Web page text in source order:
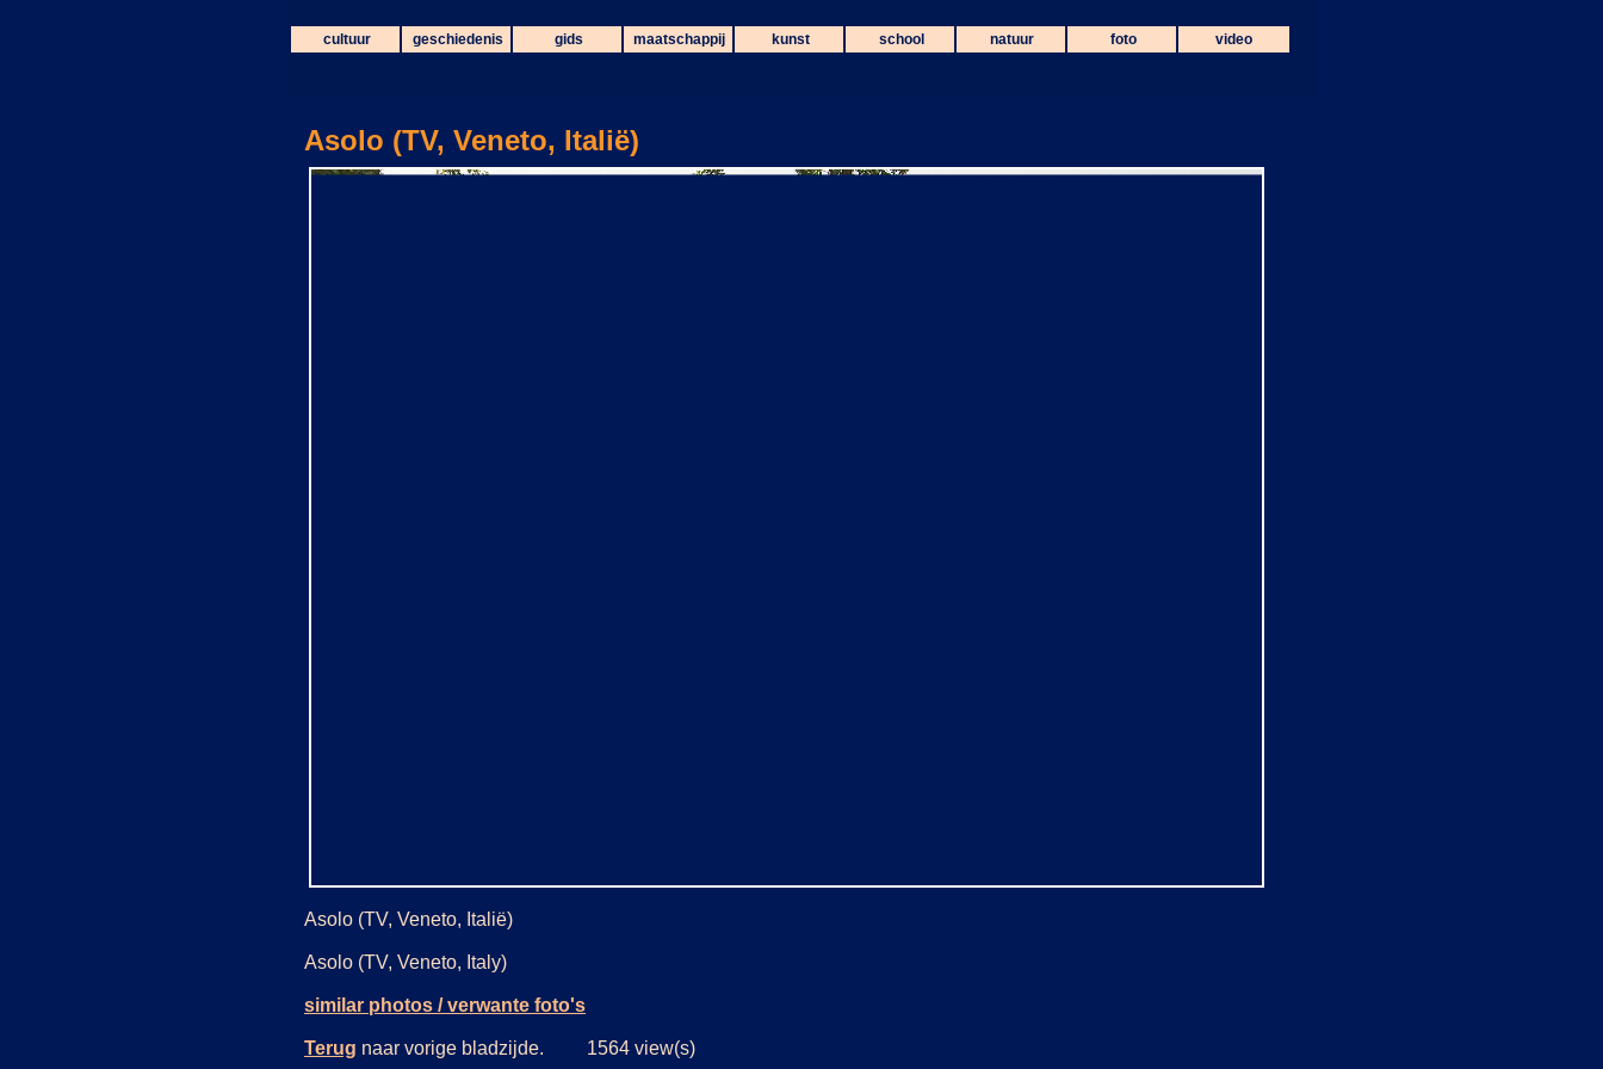
cultuur geschiedenis gids maatschappij kunst school natuur foto video
Asolo (TV, Veneto, Italië)
Asolo (TV, Veneto, Italië)
Asolo (TV, Veneto, Italy)
similar photos / verwante foto's
Terug naar vorige bladzijde. 1564 view(s)